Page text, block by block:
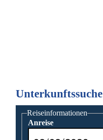
Unterkunftssuche
Reiseinformationen
Anreise